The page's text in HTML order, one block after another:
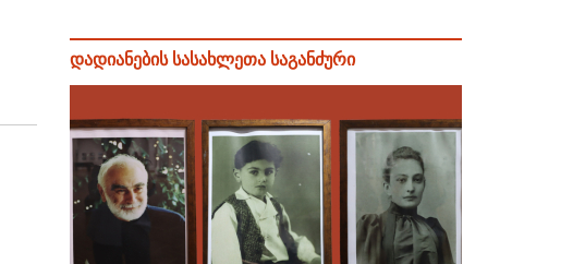
დადიანების სასახლეთა საგანძური